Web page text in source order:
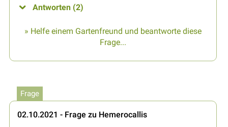
Antworten (2)
» Helfe einem Gartenfreund und beantworte diese
Frage...
Frage
02.10.2021 - Frage zu Hemerocallis